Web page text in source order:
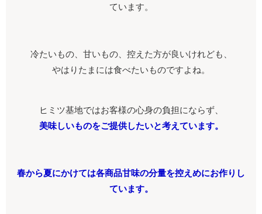
ています。
冷たいもの、甘いもの、控えた方が良いけれども、
やはりたまには食べたいものですよね。
ヒミツ基地ではお客様の心身の負担にならず、
美味しいものをご提供したいと考えています。
春から夏にかけては各商品甘味の分量を控えめにお作りし
ています。